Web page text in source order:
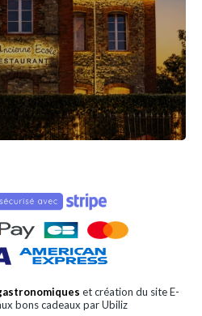
et création du site E-
bons cadeaux par Ubiliz